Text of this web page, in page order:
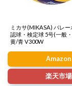
ミカサ(MIKASA) バレ
認球・検定球 5号(一般
黄/青 V300W
Amazon
楽天市場